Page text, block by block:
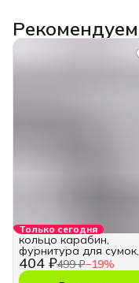
Только сегодня
404 ₽499 ₽−19%
кольцо карабин,
фурнитура для сумок,
28 мм.